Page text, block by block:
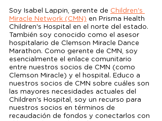
Soy Isabel Lappin, gerente de Children's
Miracle Network (CMN) en Prisma Health
Children's Hospital en el norte del estado.
También soy conocido como el asesor
hospitalario de Clemson Miracle Dance
Marathon. Como gerente de CMN, soy
esencialmente el enlace comunitario
entre nuestros socios de CMN (como
Clemson Miracle) y el hospital. Educo a
nuestros socios de CMN sobre cuáles son
las mayores necesidades actuales del
Children's Hospital, soy un recurso para
nuestros socios en términos de
recaudación de fondos y conectarlos con